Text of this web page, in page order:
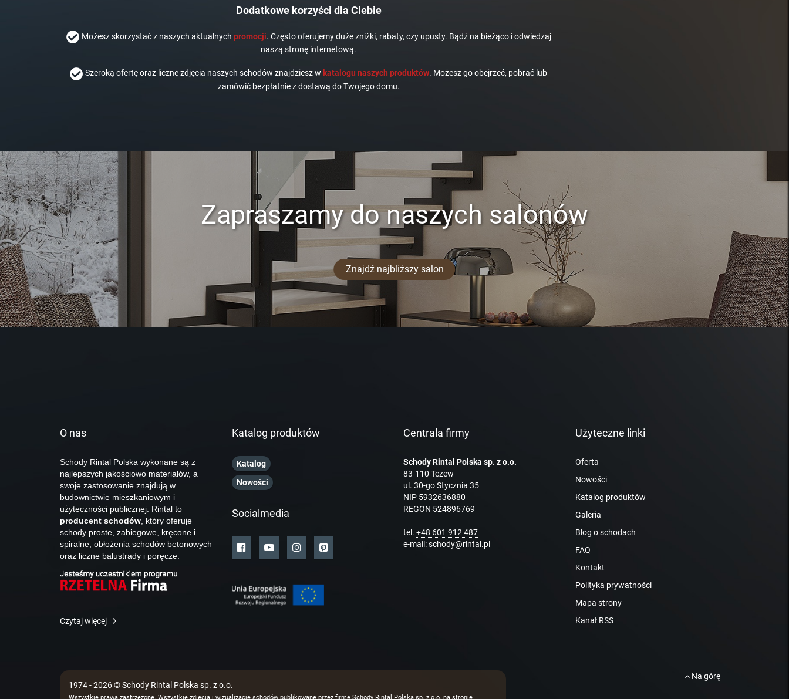
Dodatkowe korzyści dla Ciebie
Możesz skorzystać z naszych aktualnych promocji. Często oferujemy duże zniżki, rabaty, czy upusty. Bądź na bieżąco i odwiedzaj
naszą stronę internetową.
Szeroką ofertę oraz liczne zdjęcia naszych schodów znajdziesz w katalogu naszych produktów. Możesz go obejrzeć, pobrać lub
zamówić bezpłatnie z dostawą do Twojego domu.
Zapraszamy do naszych salonów
Znajdź najbliższy salon
O nas
Schody Rintal Polska wykonane są z
najlepszych jakościowo materiałów, a
swoje zastosowanie znajdują w
budownictwie mieszkaniowym i
użyteczności publicznej. Rintal to
producent schodów , który oferuje
schody proste, zabiegowe, kręcone i
spiralne, obłożenia schodów betonowych
oraz liczne balustrady i poręcze.
Czytaj więcej
Katalog produktów
Katalog
Nowości
Socialmedia
Centrala firmy
Schody Rintal Polska sp. z o.o.
83-110 Tczew
ul. 30-go Stycznia 35
NIP 5932636880
REGON 524896769
tel. +48 601 912 487
e-mail:schody@rintal.pl
Użyteczne linki
Oferta
Nowości
Katalog produktów
Galeria
Blog o schodach
FAQ
Kontakt
Polityka prywatności
Mapa strony
Kanał RSS
1974 - 2026 © Schody Rintal Polska sp. z o.o.
Na górę